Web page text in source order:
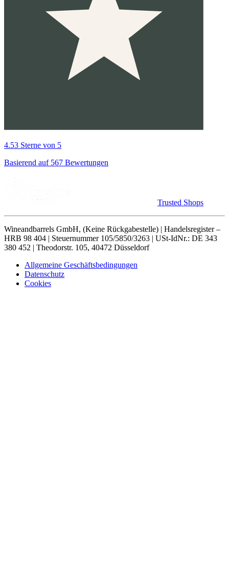
4.53 Sterne von 5
Basierend auf 567 Bewertungen
Trusted Shops
Wineandbarrels GmbH, (Keine Rückgabestelle) | Handelsregister –
HRB 98 404 | Steuernummer 105/5850/3263 | USt-IdNr.: DE 343
380 452 | Theodorstr. 105, 40472 Düsseldorf
Allgemeine Geschäftsbedingungen
Datenschutz
Cookies